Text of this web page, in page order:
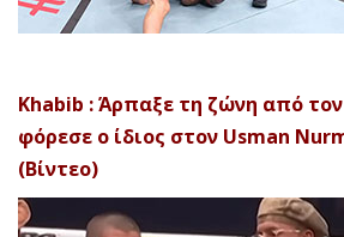
Khabib : Άρπαξε τη ζώνη από τον
φόρεσε ο ίδιος στον Usman
(Βίντεο)